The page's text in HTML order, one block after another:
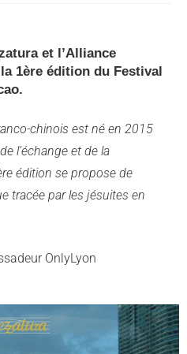
et l’Alliance
1ère édition du Festival
chinois est né en 2015
l’échange et de la
édition se propose de
tracée par les jésuites en
OnlyLyon